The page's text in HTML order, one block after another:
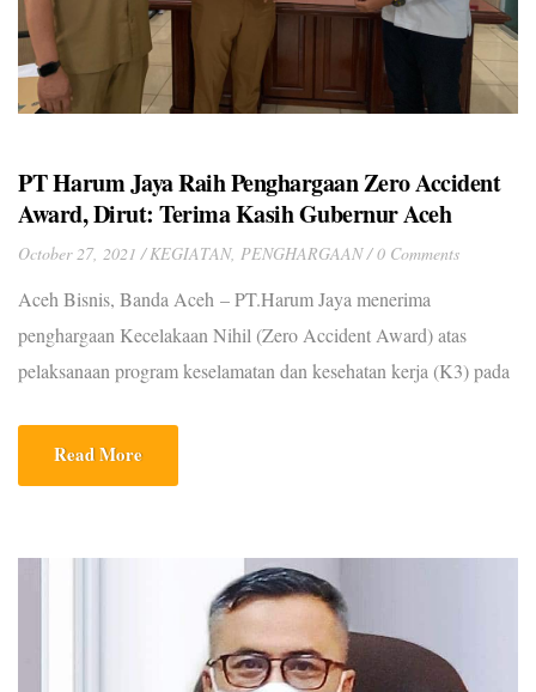
PT Harum Jaya Raih Penghargaan Zero Accident
Award, Dirut: Terima Kasih Gubernur Aceh
October 27, 2021 KEGIATAN, PENGHARGAAN 0 Comments
Aceh Bisnis, Banda Aceh – PT.Harum Jaya menerima
penghargaan Kecelakaan Nihil (Zero Accident Award) atas
pelaksanaan program keselamatan dan kesehatan kerja (K3) pada
Gubernur Aceh H. Nova Iriansyah melalui Kabid Pengawasan
Ketenagakerjaan, Dinas Tenaga Kerja dan Mobilitas Penduduk
Read More